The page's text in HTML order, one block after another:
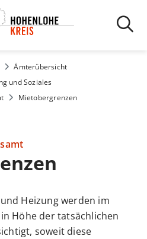
Ämterübersicht
und Soziales
Mietobergrenzen
Heizung werden im
Höhe der tatsächlichen
soweit diese